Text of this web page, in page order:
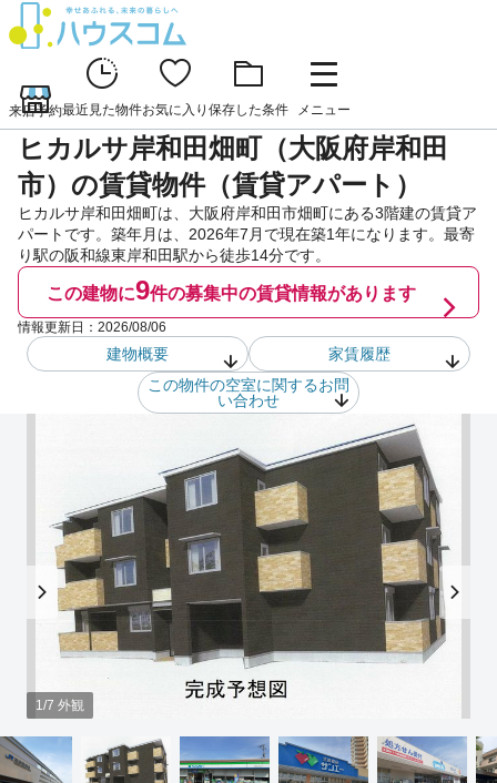
来店予約最近見た物件お気に入り 保存した条件 メニュー
ヒカルサ岸和田畑町（大阪府岸和田
市）の賃貸物件（賃貸アパート）
ヒカルサ岸和田畑町は、大阪府岸和田市畑町にある3階建の賃貸ア
パートです。築年月は、2026年7月で現在築1年になります。最寄
り駅の阪和線東岸和田駅から徒歩14分です。
この建物に9件の募集中の賃貸情報があります
情報更新日： 2026/08/06
建物概要
家賃履歴
この物件の空室に関するお問
い合わせ
1/7 外観